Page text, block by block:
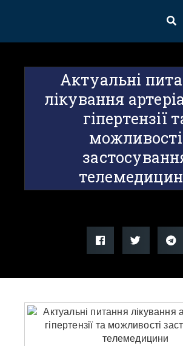
Актуальні
лікування
гіпертензії
можливості